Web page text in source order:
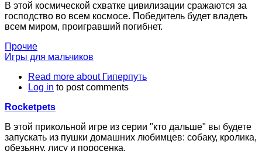
В этой космической схватке цивилизации сражаются за
господство во всем космосе. Победитель будет владеть
всем миром, проигравший погибнет.
Прочие
Игры для мальчиков
Read more about Гиперпуть
Log in to post comments
Rocketpets
В этой прикольной игре из серии "кто дальше" вы будете
запускать из пушки домашних любимцев: собаку, кролика,
обезьяну, лису и поросенка.